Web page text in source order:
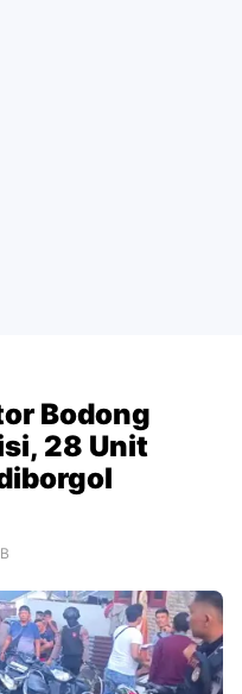
Bodong
28 Unit